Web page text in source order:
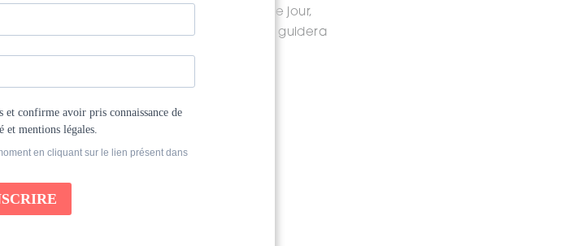
qui vous attire et à commencer à écrire. Le jour,
est permis, tout est possible. L’univers vous guidera